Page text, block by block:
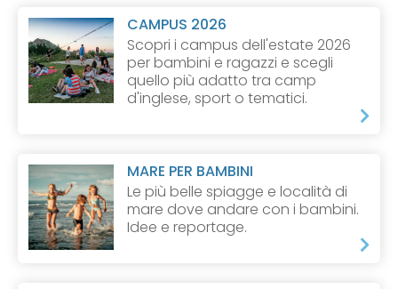
CAMPUS 2026
Scopri i campus dell'estate 2026
per bambini e ragazzi e scegli
quello più adatto tra camp
d'inglese, sport o tematici.
MARE PER BAMBINI
Le più belle spiagge e località di
mare dove andare con i bambini.
Idee e reportage.